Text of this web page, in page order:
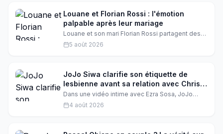
Louane et Florian Rossi : l'émotion
palpable après leur mariage
Louane et son mari Florian Rossi partagent des
moments intimes après leur mariage. Sur
Instagram, Florian a publié une vidéo émouvante
5 août 2026
JoJo Siwa clarifie son étiquette de
lesbienne avant sa relation avec Chris
Hughes
Dans une vidéo intime avec Ezra Sosa, JoJo
Siwa revient sur son coming-out et sa relation
avec Chris Hughes, expliquant pourquoi elle se
4 août 2026